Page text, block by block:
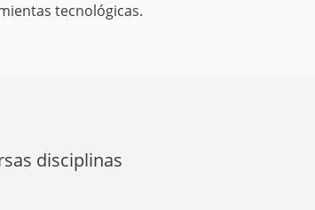
tecnológicas.
disciplinas